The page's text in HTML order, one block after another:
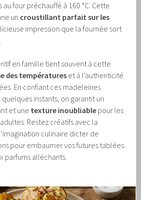
four préchauffé à 160 °C. Cette
un croustillant parfait sur les
impression que la fournée sort
en famille tient souvent à cette
des températures et à l’authenticité
En confiant ces madeleines
instants, on garantit un
et une texture inoubliable pour les
Restez créatifs avec la
culinaire dicter de
pour embaumer vos futures tablées
parfums alléchants.